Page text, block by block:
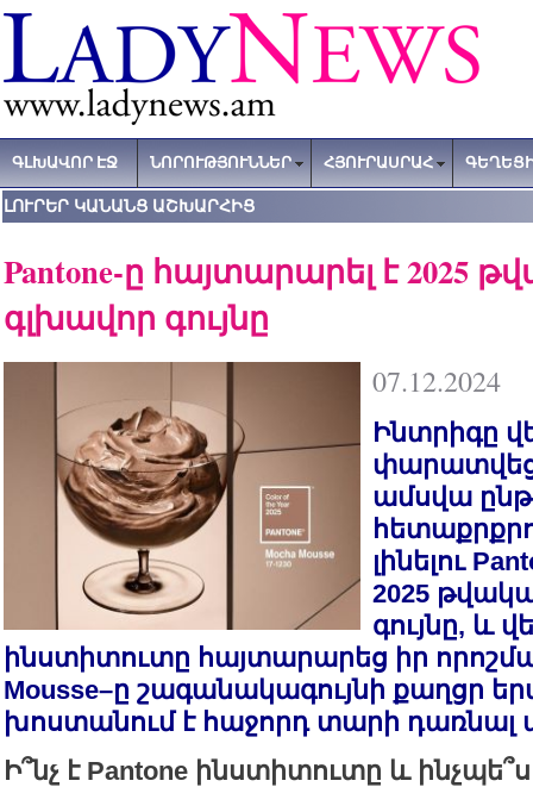
ԳԼԽԱՎՈՐ ԷՋ ՆՈՐՈՒԹՅՈՒՆՆԵՐ ՀՅՈՒՐԱՍՐԱՀ
ԼՈՒՐԵՐ ԿԱՆԱՆՑ ԱՇԽԱՐՀԻՑ
Pantone-ը հայտարարել է 2025
գլխավոր գույնը
07.12.2024
Ինտրիգը
ամսվա
լինելու
2025
գույնը, և
ինստիտուտը հայտարարեց իր
Mousse–ը շագանակագույնի քաղցր
խոստանում է հաջորդ տարի դառնալ
Ի՞նչ է Pantone ինստիտուտը և